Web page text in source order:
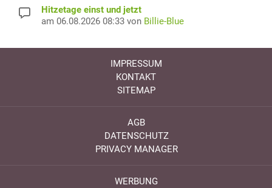
Hitzetage einst und jetzt
am 06.08.2026 08:33 von Billie-Blue
IMPRESSUM
KONTAKT
SITEMAP
AGB
DATENSCHUTZ
PRIVACY MANAGER
WERBUNG